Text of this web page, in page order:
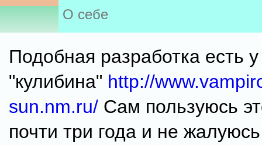
О себе
Подобная разработка есть
"кулибина" http://
sun.nm.ru/ Сам пользуюсь
почти три года и не жалуюсь